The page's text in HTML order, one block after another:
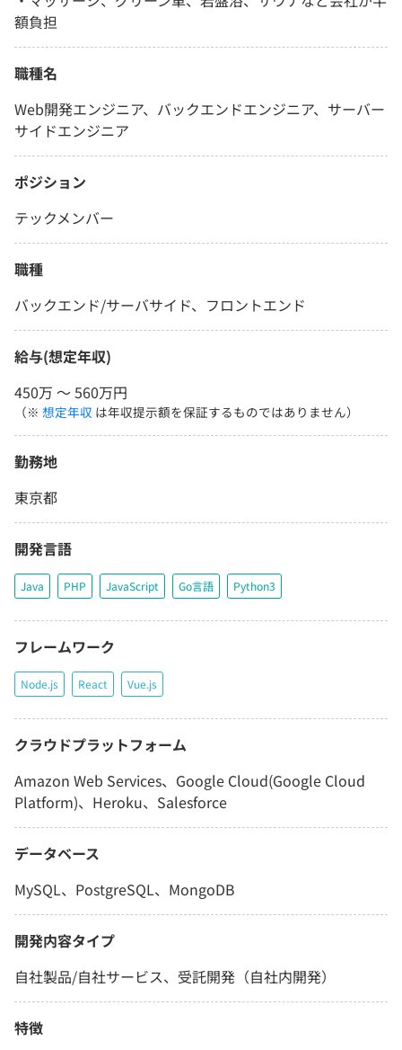
額負担
職種名
Web開発エンジニア、バックエンドエンジニア、サーバー
サイドエンジニア
ポジション
テックメンバー
職種
バックエンド/サーバサイド、フロントエンド
給与(想定年収)
450万 〜 560万円
（※ 想定年収 は年収提示額を保証するものではありません）
勤務地
東京都
開発言語
Java PHP JavaScript Go言語 Python3
フレームワーク
Node.js React Vue.js
クラウドプラットフォーム
Amazon Web Services、Google Cloud(Google Cloud
Platform)、Heroku、Salesforce
データベース
MySQL、PostgreSQL、MongoDB
開発内容タイプ
自社製品/自社サービス、受託開発（自社内開発）
特徴